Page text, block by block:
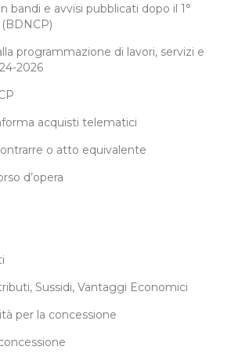
bandi e avvisi pubblicati dopo il 1°
programmazione di lavori, servizi e
2026
acquisti telematici
o atto equivalente
d’opera
Sussidi, Vantaggi Economici
per la concessione